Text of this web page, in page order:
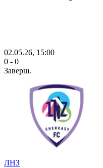
02.05.26, 15:00
0 - 0
Заверш.
ЛНЗ